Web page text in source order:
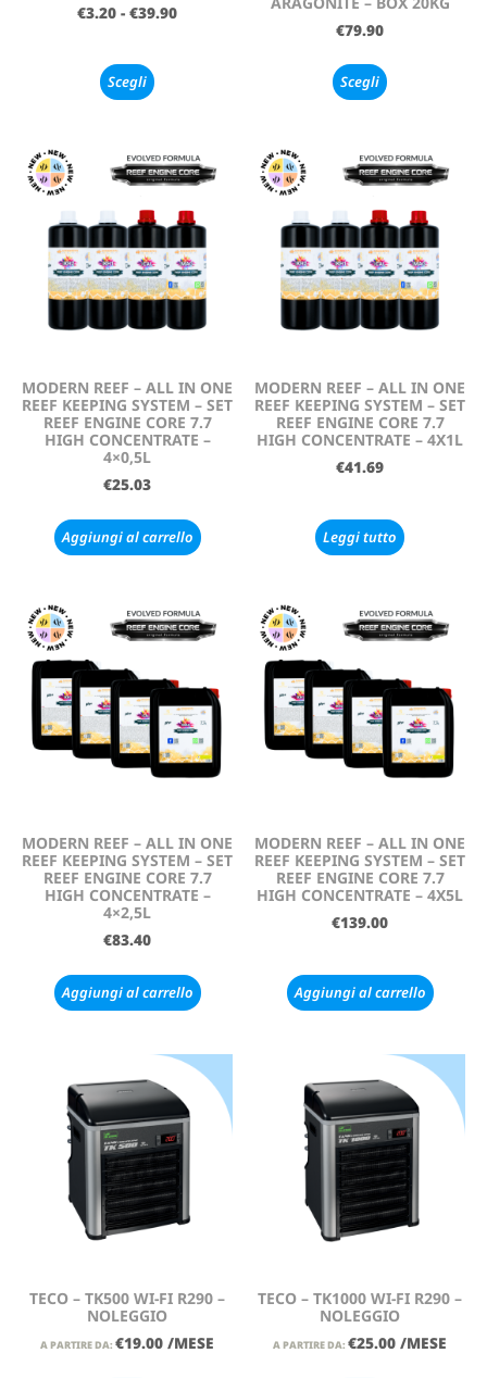
€3.20 - €39.90
Scegli
€79.90
Scegli
MODERN REEF – ALL IN ONE
REEF KEEPING SYSTEM – SET
REEF ENGINE CORE 7.7
HIGH CONCENTRATE –
4×0,5L
€25.03
Aggiungi al carrello
MODERN REEF – ALL IN ONE
REEF KEEPING SYSTEM – SET
REEF ENGINE CORE 7.7
HIGH CONCENTRATE – 4X1L
€41.69
Leggi tutto
MODERN REEF – ALL IN ONE
REEF KEEPING SYSTEM – SET
REEF ENGINE CORE 7.7
HIGH CONCENTRATE –
4×2,5L
€83.40
Aggiungi al carrello
MODERN REEF – ALL IN ONE
REEF KEEPING SYSTEM – SET
REEF ENGINE CORE 7.7
HIGH CONCENTRATE – 4X5L
€139.00
Aggiungi al carrello
TECO – TK500 WI-FI R290 –
NOLEGGIO
A PARTIRE DA: €19.00 /MESE
TECO – TK1000 WI-FI R290 –
NOLEGGIO
A PARTIRE DA: €25.00 /MESE